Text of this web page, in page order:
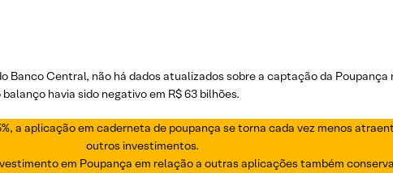
Banco Central, não há dados atualizados sobre a captação da Poupança
havia sido negativo em R$ 63 bilhões.
a aplicação em caderneta de poupança se torna cada vez menos
outros investimentos.
em Poupança em relação a outras aplicações também